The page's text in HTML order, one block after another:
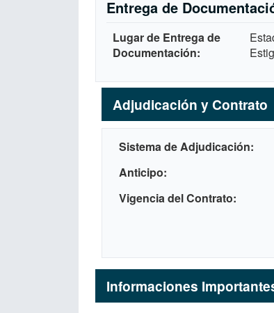
Entrega de
Lugar de Entrega de
Documentación
Adjudicación y Contrato
Sistema de Adjudicación
Anticipo
Vigencia del Contrato
Informaciones